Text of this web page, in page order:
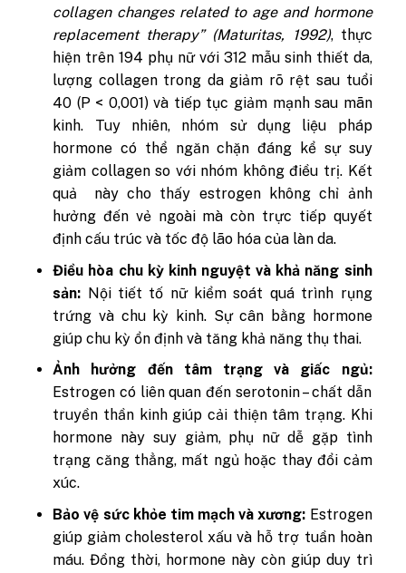
collagen changes related to age and hormone
replacement therapy” (Maturitas, 1992), thực
hiện trên 194 phụ nữ với 312 mẫu sinh thiết da,
lượng collagen trong da giảm rõ rệt sau tuổi
40 (P < 0,001) và tiếp tục giảm mạnh sau mãn
kinh. Tuy nhiên, nhóm sử dụng liệu pháp
hormone có thể ngăn chặn đáng kể sự suy
giảm collagen so với nhóm không điều trị. Kết
quả này cho thấy estrogen không chỉ ảnh
hưởng đến vẻ ngoài mà còn trực tiếp quyết
định cấu trúc và tốc độ lão hóa của làn da.
Điều hòa chu kỳ kinh nguyệt và khả năng sinh
sản: Nội tiết tố nữ kiểm soát quá trình rụng
trứng và chu kỳ kinh. Sự cân bằng hormone
giúp chu kỳ ổn định và tăng khả năng thụ thai.
Ảnh hưởng đến tâm trạng và giấc ngủ:
Estrogen có liên quan đến serotonin – chất dẫn
truyền thần kinh giúp cải thiện tâm trạng. Khi
hormone này suy giảm, phụ nữ dễ gặp tình
trạng căng thẳng, mất ngủ hoặc thay đổi cảm
xúc.
Bảo vệ sức khỏe tim mạch và xương: Estrogen
giúp giảm cholesterol xấu và hỗ trợ tuần hoàn
máu. Đồng thời, hormone này còn giúp duy trì